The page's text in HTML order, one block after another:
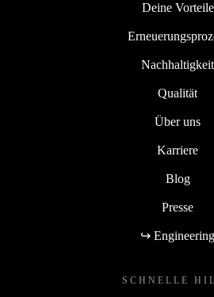
Deine Vorteile
Nachhaltigkeit
Qualität
Über uns
Karriere
Blog
Presse
↪ Engineering
SCHNELLE